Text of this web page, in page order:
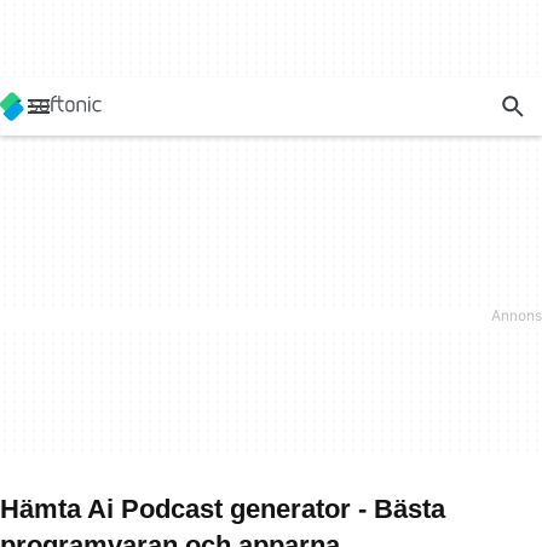
Hämta Ai Podcast generator - Bästa